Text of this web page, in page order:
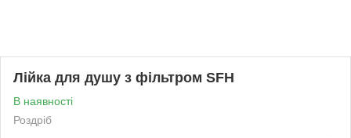
Лійка для душу з фільтром SFH
В наявності
Роздріб